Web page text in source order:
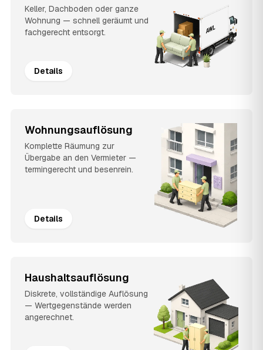
Keller, Dachboden oder ganze
Wohnung — schnell geräumt und
fachgerecht entsorgt.
Details
Wohnungsauflösung
Komplette Räumung zur
Übergabe an den Vermieter —
termingerecht und besenrein.
Details
Haushaltsauflösung
Diskrete, vollständige Auflösung
— Wertgegenstände werden
angerechnet.